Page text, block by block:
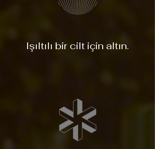
Işıltılı bir cilt için altın.